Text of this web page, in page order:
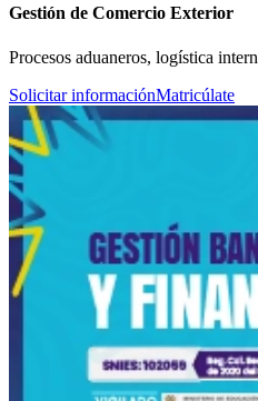
Gestión de Comercio Exterior
Procesos aduaneros, logística
Solicitar informaciónMatricúlate